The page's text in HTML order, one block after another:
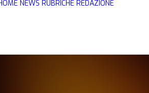
NEWS RUBRICHE REDAZIONE